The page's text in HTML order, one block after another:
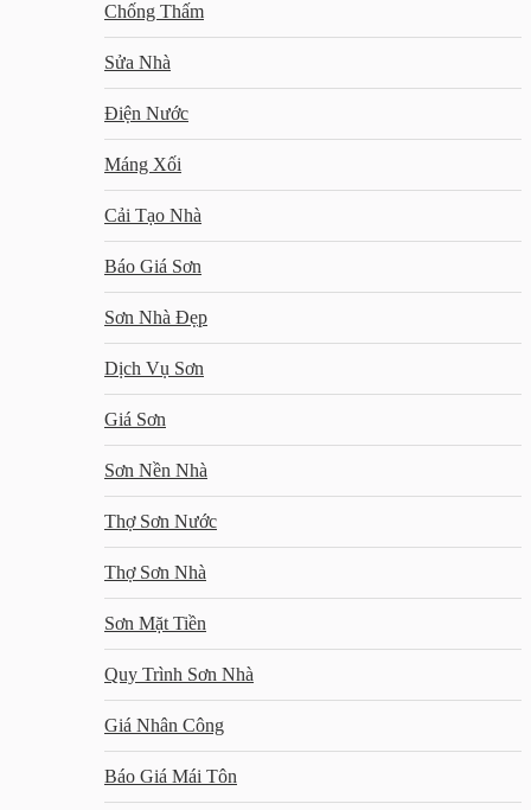
Chống Thấm
Sửa Nhà
Điện Nước
Máng Xối
Cải Tạo Nhà
Báo Giá Sơn
Sơn Nhà Đẹp
Dịch Vụ Sơn
Giá Sơn
Sơn Nền Nhà
Thợ Sơn Nước
Thợ Sơn Nhà
Sơn Mặt Tiền
Quy Trình Sơn Nhà
Giá Nhân Công
Báo Giá Mái Tôn